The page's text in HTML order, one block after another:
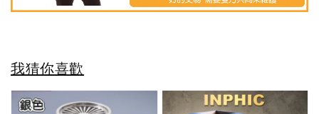
我猜你喜歡